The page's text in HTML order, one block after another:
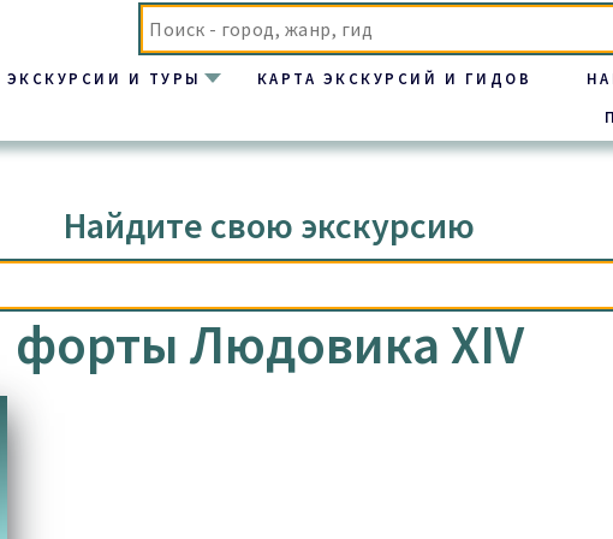
ЭКСКУРСИИ И ТУРЫ КАРТА ЭКСКУРСИЙ И ГИДОВ
Найдите свою экскурсию
форты Людовика XIV